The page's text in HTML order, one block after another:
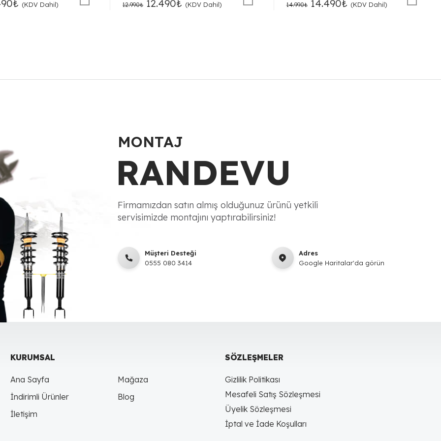
₺Şu
(KDV Dahil) 12.990₺ Orijinal
12.490₺ Şu
(KDV Dahil) 14.990₺ Orijinal
14.490₺Şu
(KDV Dahil)
MONTAJ
RANDEVU
Firmamızdan satın almış olduğunuz ürünü yetkili
servisimizde montajını yaptırabilirsiniz!
Müşteri Desteği
0555 080 3414
Adres
Google Haritalar'da görün
KURUMSAL
Ana Sayfa
Mağaza
İndirimli Ürünler
Blog
İletişim
SÖZLEŞMELER
Gizlilik Politikası
Mesafeli Satış Sözleşmesi
Üyelik Sözleşmesi
İptal ve İade Koşulları